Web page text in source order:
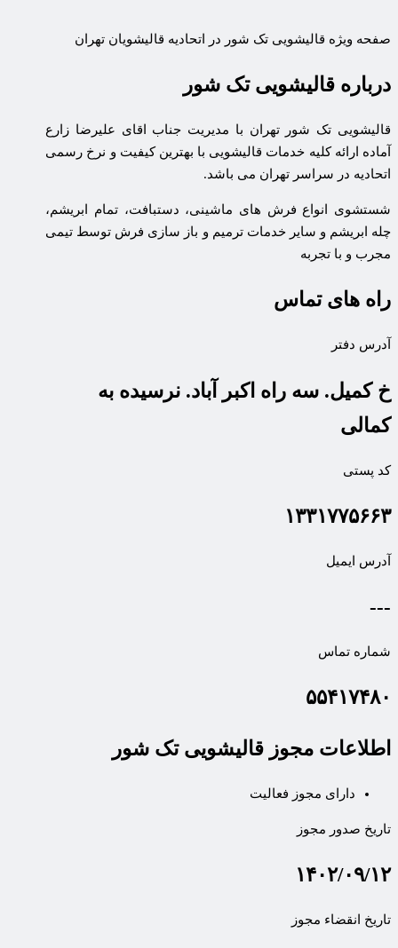
صفحه ویژه قالیشویی تک شور در اتحادیه قالیشویان تهران
درباره قالیشویی تک شور
قالیشویی تک شور تهران با مدیریت جناب اقای علیرضا زارع
آماده ارائه کلیه خدمات قالیشویی با بهترین کیفیت و نرخ رسمی
اتحادیه در سراسر تهران می باشد.
شستشوی انواع فرش های ماشینی، دستبافت، تمام ابریشم،
چله ابریشم و سایر خدمات ترمیم و باز سازی فرش توسط تیمی
مجرب و با تجربه
راه های تماس
آدرس دفتر
خ کمیل. سه راه اکبر آباد. نرسیده به
کمالی
کد پستی
۱۳۳۱۷۷۵۶۶۳
آدرس ایمیل
---
شماره تماس
۵۵۴۱۷۴۸۰
اطلاعات مجوز قالیشویی تک شور
دارای مجوز فعالیت
تاریخ صدور مجوز
۱۴۰۲/۰۹/۱۲
تاریخ انقضاء مجوز